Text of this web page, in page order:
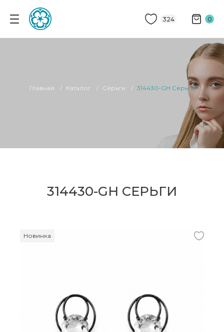
324 0
Главная Каталог Серьги 314430-GH Серьги
314430-GH СЕРЬГИ
Новинка